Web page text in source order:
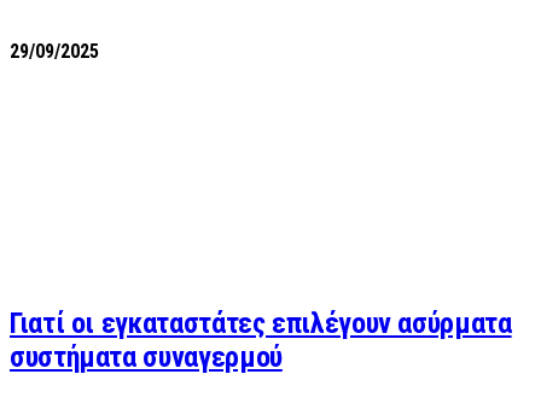
29/09/2025
Γιατί οι εγκαταστάτες επιλέγουν ασύρματα
συστήματα συναγερμού